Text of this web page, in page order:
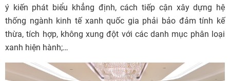
ý kiến phát biểu khẳng định, cách tiếp cận xây dựng hệ
thống ngành kinh tế xanh quốc gia phải bảo đảm tính kế
thừa, tích hợp, không xung đột với các danh mục phân loại
xanh hiện hành;…